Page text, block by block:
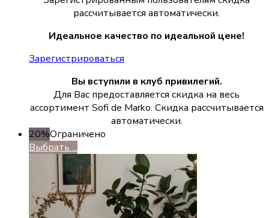
рассчитывается автоматически.
Идеальное качество по идеальной цене!
Зарегистрироваться
Вы вступили в клуб привилегий.
Для Вас предоставляется скидка на весь
ассортимент Sofi de Marko. Скидка рассчитывается
автоматически.
20%Ограничено
Выбрать ...